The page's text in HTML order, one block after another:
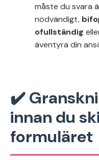
måste du svara
nödvändigt,
ofullständig
äventyra din
✔️
innan du
formuläret